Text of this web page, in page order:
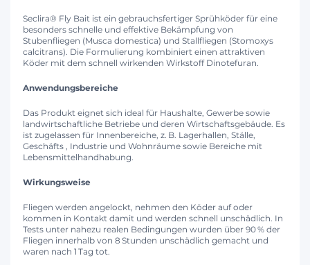
Seclira® Fly Bait ist ein gebrauchsfertiger Sprühköder für eine
besonders schnelle und effektive Bekämpfung von
Stubenfliegen (Musca domestica) und Stallfliegen (Stomoxys
calcitrans). Die Formulierung kombiniert einen attraktiven
Köder mit dem schnell wirkenden Wirkstoff Dinotefuran.
Anwendungsbereiche
Das Produkt eignet sich ideal für Haushalte, Gewerbe sowie
landwirtschaftliche Betriebe und deren Wirtschaftsgebäude. Es
ist zugelassen für Innenbereiche, z. B. Lagerhallen, Ställe,
Geschäfts , Industrie und Wohnräume sowie Bereiche mit
Lebensmittelhandhabung.
Wirkungsweise
Fliegen werden angelockt, nehmen den Köder auf oder
kommen in Kontakt damit und werden schnell unschädlich. In
Tests unter nahezu realen Bedingungen wurden über 90 % der
Fliegen innerhalb von 8 Stunden unschädlich gemacht und
waren nach 1 Tag tot.